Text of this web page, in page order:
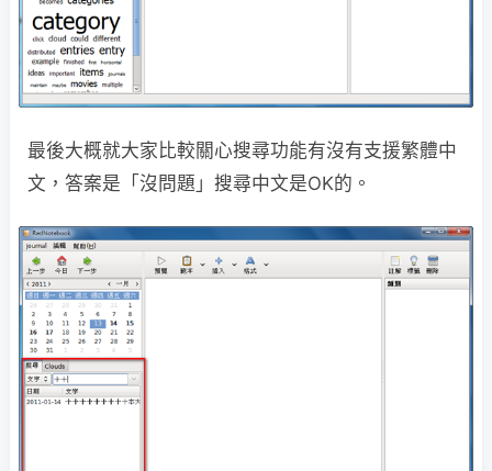
最後大概就大家比較關心搜尋功能有沒有支援繁體中
文，答案是「沒問題」搜尋中文是OK的。